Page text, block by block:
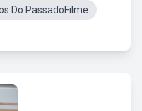
Do PassadoFilme